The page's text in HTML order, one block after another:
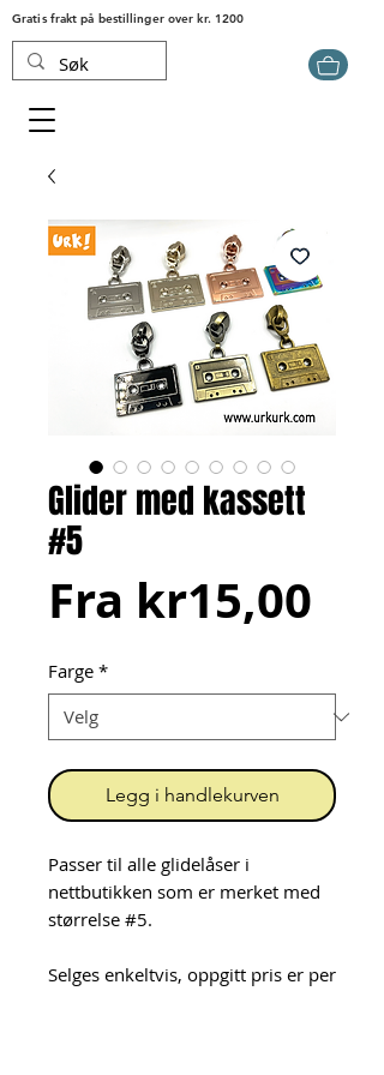
Gratis frakt på bestillinger over kr. 1200
Glider med kassett
#5
Fra kr15,00
Farge *
Legg i handlekurven
Passer til alle glidelåser i
nettbutikken som er merket med
størrelse #5.
Selges enkeltvis, oppgitt pris er per